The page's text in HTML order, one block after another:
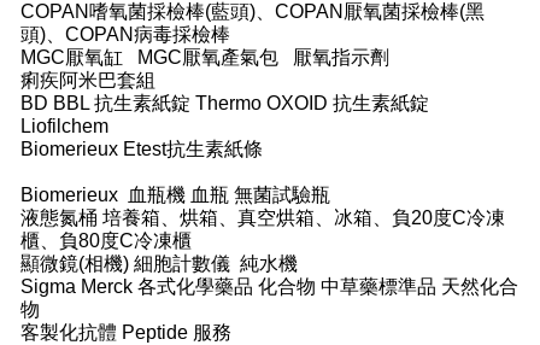
COPAN嗜氧菌採檢棒(藍頭)、COPAN厭氧菌採檢棒(黑
頭)、COPAN病毒採檢棒
MGC厭氧缸 MGC厭氧產氣包 厭氧指示劑
痢疾阿米巴套組
BD BBL 抗生素紙錠 Thermo OXOID 抗生素紙錠
Liofilchem
Biomerieux Etest抗生素紙條
Biomerieux 血瓶機 血瓶 無菌試驗瓶
液態氮桶 培養箱、烘箱、真空烘箱、冰箱、負20度C冷凍
櫃、負80度C冷凍櫃
顯微鏡(相機) 細胞計數儀 純水機
Sigma Merck 各式化學藥品 化合物 中草藥標準品 天然化合
物
客製化抗體 Peptide 服務